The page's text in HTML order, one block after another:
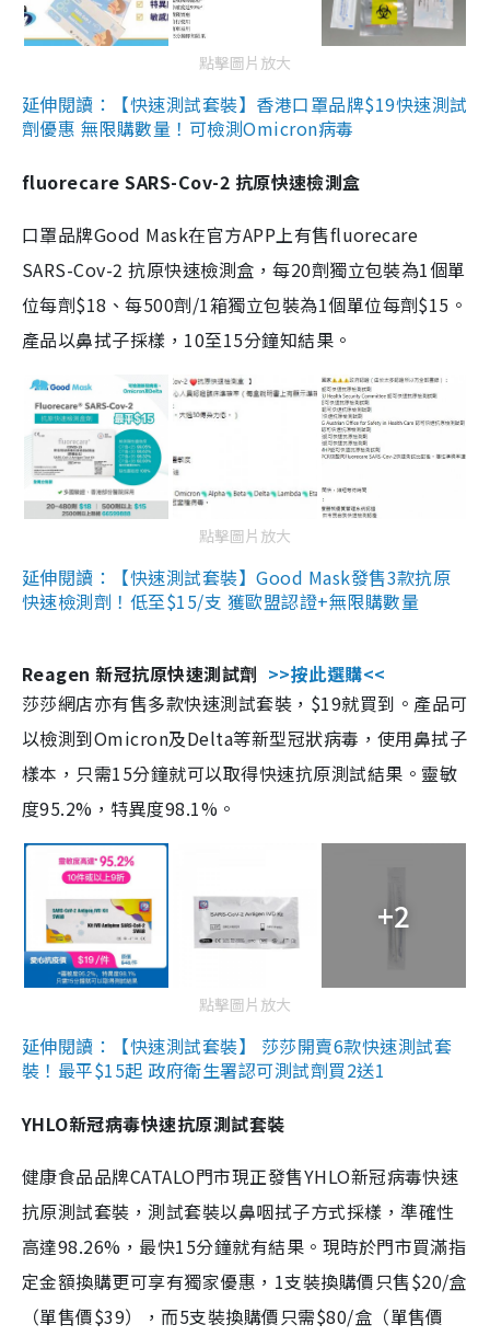
點擊圖片放大
延伸閱讀：【快速測試套裝】香港口罩品牌$19快速測試
劑優惠 無限購數量！可檢測Omicron病毒
fluorecare SARS-Cov-2 抗原快速檢測盒
口罩品牌Good Mask在官方APP上有售fluorecare
SARS-Cov-2 抗原快速檢測盒，每20劑獨立包裝為1個單
位每劑$18、每500劑/1箱獨立包裝為1個單位每劑$15。
產品以鼻拭子採樣，10至15分鐘知結果。
點擊圖片放大
延伸閱讀：【快速測試套裝】Good Mask發售3款抗原
快速檢測劑！低至$15/支 獲歐盟認證+無限購數量
Reagen 新冠抗原快速測試劑 >>按此選購<<
莎莎網店亦有售多款快速測試套裝，$19就買到。產品可
以檢測到Omicron及Delta等新型冠狀病毒，使用鼻拭子
樣本，只需15分鐘就可以取得快速抗原測試結果。靈敏
度95.2%，特異度98.1%。
+2
點擊圖片放大
延伸閱讀：【快速測試套裝】 莎莎開賣6款快速測試套
裝！最平$15起 政府衛生署認可測試劑買2送1
YHLO新冠病毒快速抗原測試套裝
健康食品品牌CATALO門市現正發售YHLO新冠病毒快速
抗原測試套裝，測試套裝以鼻咽拭子方式採樣，準確性
高達98.26%，最快15分鐘就有結果。現時於門市買滿指
定金額換購更可享有獨家優惠，1支裝換購價只售$20/盒
（單售價$39），而5支裝換購價只需$80/盒（單售價